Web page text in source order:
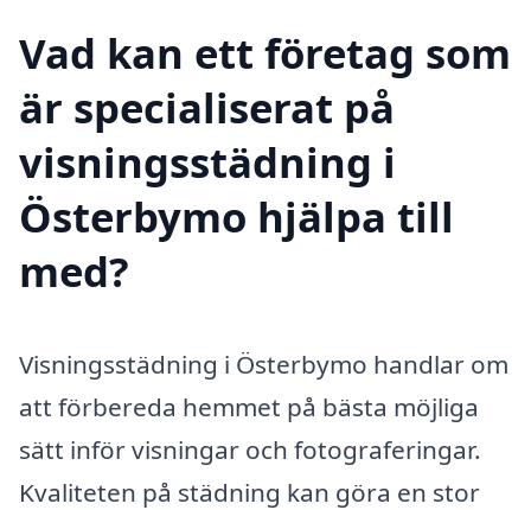
Vad kan ett företag som
är specialiserat på
visningsstädning i
Österbymo hjälpa till
med?
Visningsstädning i Österbymo handlar om
att förbereda hemmet på bästa möjliga
sätt inför visningar och fotograferingar.
Kvaliteten på städning kan göra en stor